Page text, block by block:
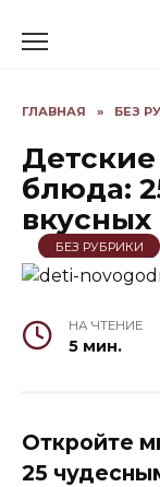
ГЛАВНАЯ » БЕЗ
блюда:
БЕЗ РУБРИКИ
НА ЧТЕНИЕ
5 мин.
Откройте
25